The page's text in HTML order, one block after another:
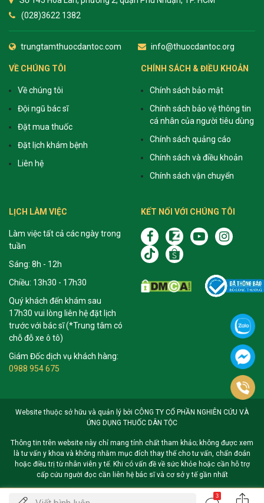
3
(028)3622 1382
trungtamthuocdantoc.com info@thuocdantoc.org
VỀ CHÚNG TÔI
Về chúng tôi
Đội ngũ bác sĩ
Đặt mua thuốc
Đặt lịch khám bệnh
Liên hệ
CHÍNH SÁCH & ĐIỀU KHOẢN
Chính sách bảo mật
Chính sách bảo vệ thông tin
cá nhân của người tiêu dùng
Chính sách quảng cáo
Chính sách và điều khoản
Chính sách vận chuyển
LỊCH LÀM VIỆC
Làm việc tất cả các ngày trong
tuần
Sáng: 8h - 12h
Chiều: 13h30 - 17h30
Quý khách đến khám sau
17h30 vui lòng liên hệ đặt lịch
trước với bác sĩ (*Trung tâm có
chỗ đỗ xe ô tô)
Giám Đốc dịch vụ khách hàng:
0988 954 675
KẾT NỐI VỚI CHÚNG TÔI
Website thuộc sở hữu và quản lý bởi CÔNG TY CỔ PHẦN NGHIÊN CỨU VÀ
ỨNG DỤNG THUỐC DÂN TỘC
Thông tin trên website này chỉ mang tính chất tham khảo; không được xem
là tư vấn y khoa và không nhằm mục đích thay thế cho tư vấn, chẩn đoán
hoặc điều trị từ nhân viên y tế. Khi có vấn đề về sức khỏe hoặc cần hỗ trợ
cấp cứu người đọc cần liên hệ bác sĩ và cơ sở y tế gần nhất